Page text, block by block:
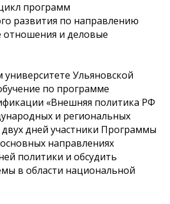
программ
развития по направлению
и деловые
Ульяновской
по программе
«Внешняя политика РФ
и региональных
двух дней участники Программы
направлениях
политики и обсудить
в области национальной